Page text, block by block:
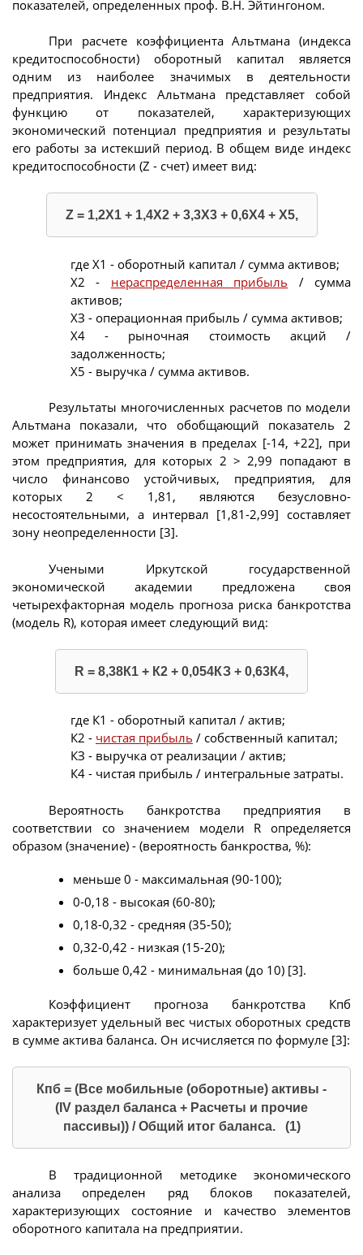
показателей, определенных проф. В.Н. Эйтингоном.
При расчете коэффициента Альтмана (индекса
кредитоспособности) оборотный капитал является
одним из наиболее значимых в деятельности
предприятия. Индекс Альтмана представляет собой
функцию от показателей, характеризующих
экономический потенциал предприятия и результаты
его работы за истекший период. В общем виде индекс
кредитоспособности (Z - счет) имеет вид:
Z = 1,2X1 + 1,4X2 + 3,3X3 + 0,6X4 + Х5,
где Х1 - оборотный капитал / сумма активов;
Х2 - нераспределенная прибыль / сумма
активов;
ХЗ - операционная прибыль / сумма активов;
Х4 - рыночная стоимость акций /
задолженность;
Х5 - выручка / сумма активов.
Результаты многочисленных расчетов по модели
Альтмана показали, что обобщающий показатель 2
может принимать значения в пределах [-14, +22], при
этом предприятия, для которых 2 > 2,99 попадают в
число финансово устойчивых, предприятия, для
которых 2 < 1,81, являются безусловно-
несостоятельными, а интервал [1,81-2,99] составляет
зону неопределенности [3].
Учеными Иркутской государственной
экономической академии предложена своя
четырехфакторная модель прогноза риска банкротства
(модель R), которая имеет следующий вид:
R = 8,38К1 + К2 + 0,054КЗ + 0,63К4,
где К1 - оборотный капитал / актив;
К2 - чистая прибыль / собственный капитал;
КЗ - выручка от реализации / актив;
К4 - чистая прибыль / интегральные затраты.
Вероятность банкротства предприятия в
соответствии со значением модели R определяется
образом (значение) - (вероятность банкроства, %):
меньше 0 - максимальная (90-100);
0-0,18 - высокая (60-80);
0,18-0,32 - средняя (35-50);
0,32-0,42 - низкая (15-20);
больше 0,42 - минимальная (до 10) [3].
Коэффициент прогноза банкротства Кпб
характеризует удельный вес чистых оборотных средств
в сумме актива баланса. Он исчисляется по формуле [3]:
Кпб = (Все мобильные (оборотные) активы -
(IV раздел баланса + Расчеты и прочие
пассивы)) / Общий итог баланса. (1)
В традиционной методике экономического
анализа определен ряд блоков показателей,
характеризующих состояние и качество элементов
оборотного капитала на предприятии.